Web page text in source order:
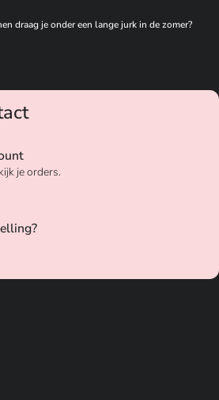
draag je onder een lange jurk in de zomer?
je orders.